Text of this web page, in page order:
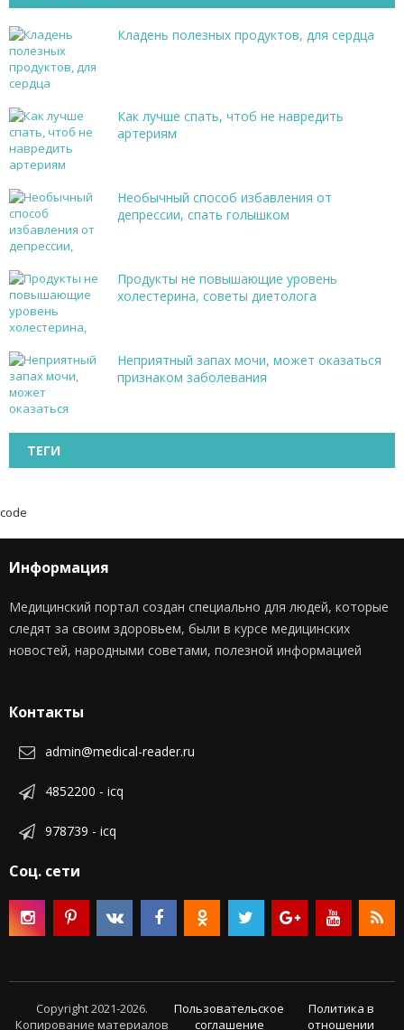
Кладень полезных продуктов, для сердца
Как лучше спать, чтоб не навредить
артериям
Необычный способ избавления от
депрессии, спать голышком
Продукты не повышающие уровень
холестерина, советы диетолога
Неприятный запах мочи, может оказаться
признаком заболевания
ТЕГИ
code
Информация
Медицинский портал создан специально для людей, которые
следят за своим здоровьем, были в курсе медицинских
новостей, народными советами, полезной информацией
Контакты
admin@medical-reader.ru
4852200 - icq
978739 - icq
Соц. сети
Copyright 2021-2026.
Копирование материалов
Пользовательское
соглашение
Политика в
отношении